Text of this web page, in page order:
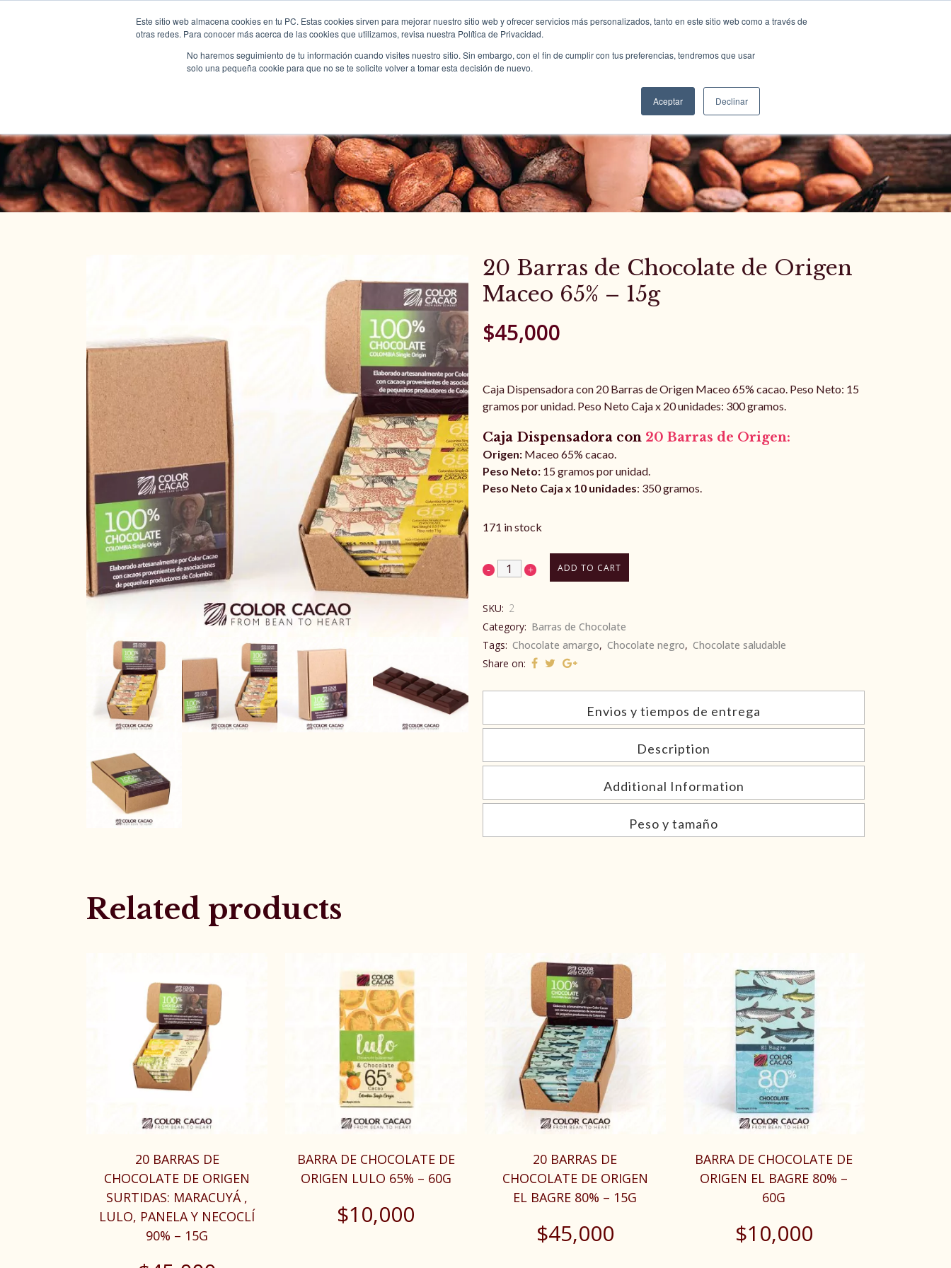
Este sitio web almacena cookies en tu PC. Estas cookies sirven para mejorar nuestro sitio web y ofrecer servicios más personalizados, tanto en este sitio web como a través de
otras redes. Para conocer más acerca de las cookies que utilizamos, revisa nuestra Política de Privacidad.
No haremos seguimiento de tu información cuando visites nuestro sitio. Sin embargo, con el fin de cumplir con tus preferencias, tendremos que usar
solo una pequeña cookie para que no se te solicite volver a tomar esta decisión de nuevo.
Aceptar Declinar
HOME ABOUT US
Tienda Color Cacao
20 Barras de Chocolate de Origen
Maceo 65% – 15g
$45,000
Caja Dispensadora con 20 Barras de Origen Maceo 65% cacao. Peso Neto: 15
gramos por unidad. Peso Neto Caja x 20 unidades: 300 gramos.
Caja Dispensadora con 20 Barras de Origen:
Origen: Maceo 65% cacao.
Peso Neto: 15 gramos por unidad.
Peso Neto Caja x 10 unidades: 350 gramos.
171 in stock
ADD TO CART
SKU: 2
Category: Barras de Chocolate
Tags: Chocolate amargo, Chocolate negro, Chocolate saludable
Share on:
Envios y tiempos de entrega
Description
Additional Information
Peso y tamaño
Related products
20 BARRAS DE
CHOCOLATE DE ORIGEN
SURTIDAS: MARACUYÁ ,
LULO, PANELA Y NECOCLÍ
90% – 15G
BARRA DE CHOCOLATE DE
ORIGEN LULO 65% – 60G
$10,000
20 BARRAS DE
CHOCOLATE DE ORIGEN
EL BAGRE 80% – 15G
$45,000
BARRA DE CHOCOLATE DE
ORIGEN EL BAGRE 80% –
60G
$10,000